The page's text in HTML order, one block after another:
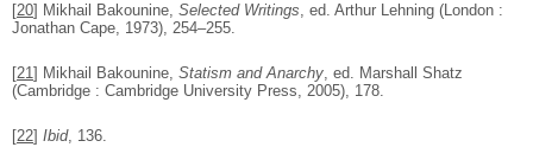
[20] Mikhail Bakounine, Selected Writings, ed. Arthur Lehning (London :
Jonathan Cape, 1973), 254–255.
[21] Mikhail Bakounine, Statism and Anarchy, ed. Marshall Shatz
(Cambridge : Cambridge University Press, 2005), 178.
[22] Ibid, 136.